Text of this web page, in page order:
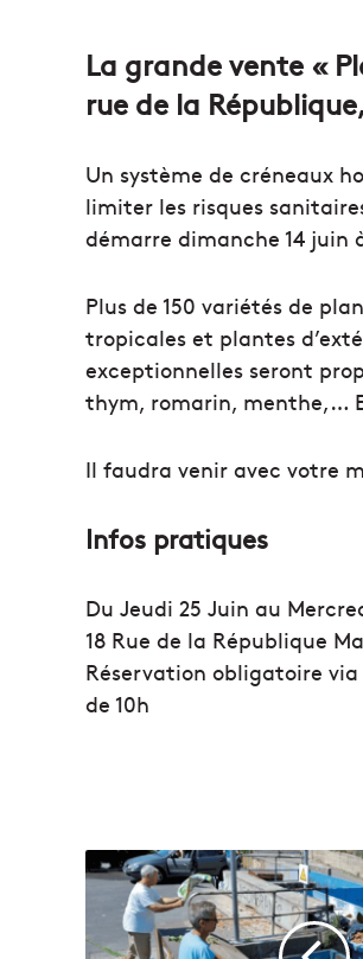
La grande vente «
rue de la
Un système de créneaux
limiter les risques
démarre dimanche 14 juin
Plus de 150 variétés de
tropicales et plantes
exceptionnelles seront
thym, romarin, menthe,…
Il faudra venir avec votre
Infos pratiques
Du Jeudi 25 Juin au
18 Rue de la République
Réservation obligatoire
de 10h
R
e
r